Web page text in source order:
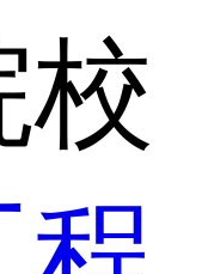
校